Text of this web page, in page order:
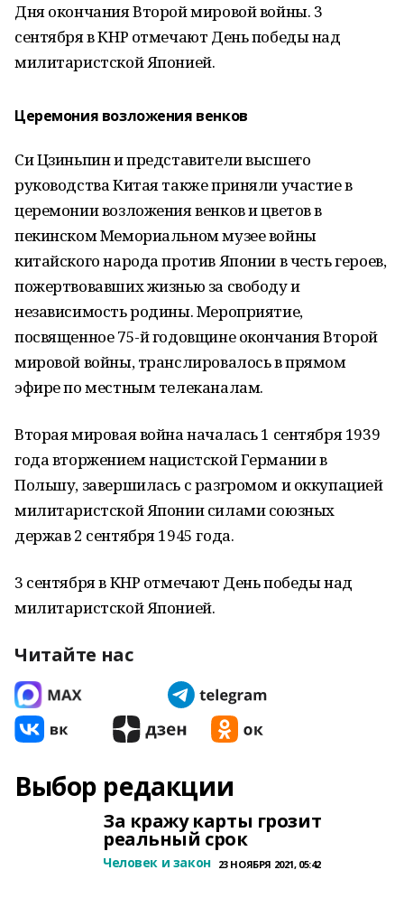
Дня окончания Второй мировой войны. 3
сентября в КНР отмечают День победы над
милитаристской Японией.
Церемония возложения венков
Си Цзиньпин и представители высшего
руководства Китая также приняли участие в
церемонии возложения венков и цветов в
пекинском Мемориальном музее войны
китайского народа против Японии в честь героев,
пожертвовавших жизнью за свободу и
независимость родины. Мероприятие,
посвященное 75-й годовщине окончания Второй
мировой войны, транслировалось в прямом
эфире по местным телеканалам.
Вторая мировая война началась 1 сентября 1939
года вторжением нацистской Германии в
Польшу, завершилась с разгромом и оккупацией
милитаристской Японии силами союзных
держав 2 сентября 1945 года.
3 сентября в КНР отмечают День победы над
милитаристской Японией.
Читайте нас
Выбор редакции
За кражу карты грозит
реальный срок
Человек и закон 23 НОЯБРЯ 2021, 05:42